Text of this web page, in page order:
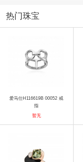
热门珠宝
爱马仕H116619B 00052 戒
指
暂无